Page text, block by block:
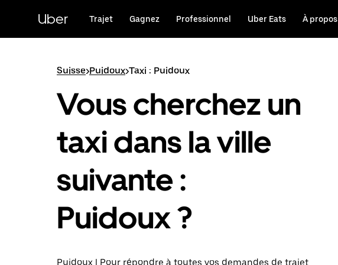
principal
Uber Trajet Gagnez Professionnel Uber Eats À propos
Suisse>Puidoux>Taxi : Puidoux
Vous cherchez un
taxi dans la ville
suivante :
Puidoux ?
Puidoux | Pour répondre à toutes vos demandes de trajet